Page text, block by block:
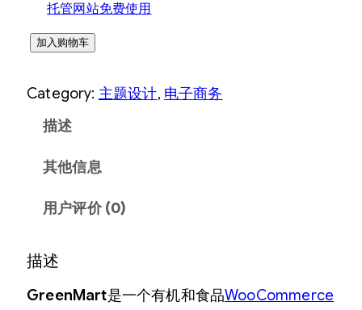
托管网站免费使用
G
E
–
O
加入购物车
Category: 主题设计, 电子商务
描述
其他信息
用户评价 (0)
描述
GreenMart是一个有机和食品WooCommerce